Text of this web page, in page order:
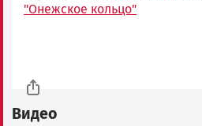
"Онежское кольцо"
Видео